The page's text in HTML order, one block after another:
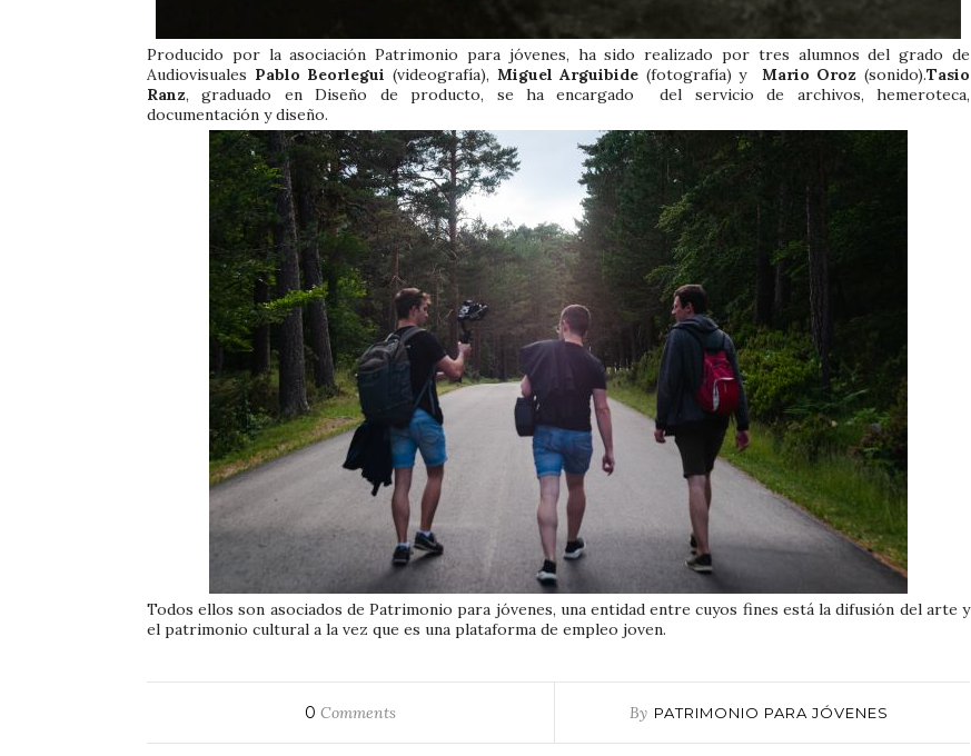
Producido por la asociación Patrimonio para jóvenes, ha sido realizado por tres alumnos del grado de
Audiovisuales Pablo Beorlegui (videografía), Miguel Arguibide (fotografía) y Mario Oroz (sonido).Tasio
Ranz, graduado en Diseño de producto, se ha encargado del servicio de archivos, hemeroteca,
documentación y diseño.
Todos ellos son asociados de Patrimonio para jóvenes, una entidad entre cuyos fines está la difusión del arte y
el patrimonio cultural a la vez que es una plataforma de empleo joven.
0 Comments By PATRIMONIO PARA JÓVENES